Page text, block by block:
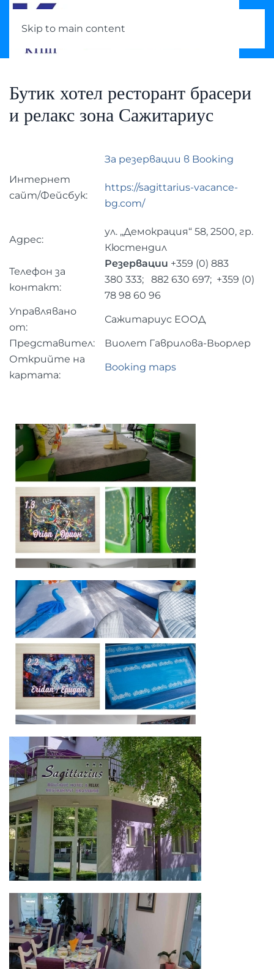
Skip to main content
Бутик хотел ресторант брасери
и релакс зона Сажитариус
Интернет
сайт/Фейсбук:
За резервации в Booking
https://sagittarius-vacance-
bg.com/
Адрес:
ул. „Демокрация“ 58, 2500, гр.
Кюстендил
Телефон за
контакт:
Резервации +359 (0) 883
380 333; 882 630 697; +359 (0)
78 98 60 96
Управлявано
от:
Сажитариус ЕООД
Представител:
Виолет Гаврилова-Вьорлер
Открийте на
картата:
Booking maps